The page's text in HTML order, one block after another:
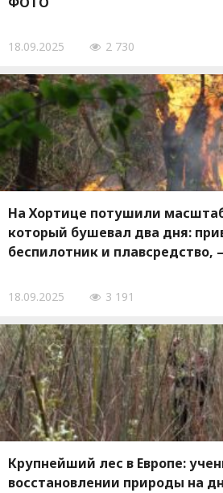
18.09.2025 2 730
На Хортице потушили
который бушевал два дня:
беспилотник и
18.09.2025 3 191
Крупнейший лес в Европе:
восстановлении природы на